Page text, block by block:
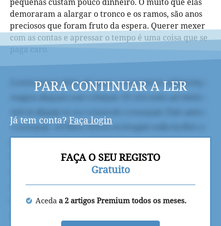
demoraram a alargar o tronco e os ramos, são anos
preciosos que foram fruto da espera. Querer mexer
com as contas e apressar o tempo é uma coisa que se
paga caro.
PARA CONTINUAR A LER
Já tem conta? Faça login
FAÇA O SEU REGISTO
Gratuito
Aceda a 2 artigos Premium todos os meses.